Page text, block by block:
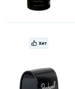
Хит